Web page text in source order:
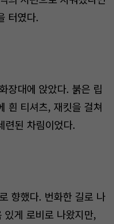
터였다.
장대에 앉았다. 붉은 립
흰 티셔츠, 재킷을 걸쳐
련된 차림이었다.
향했다. 번화한 길로 나
게 로비로 나왔지만,